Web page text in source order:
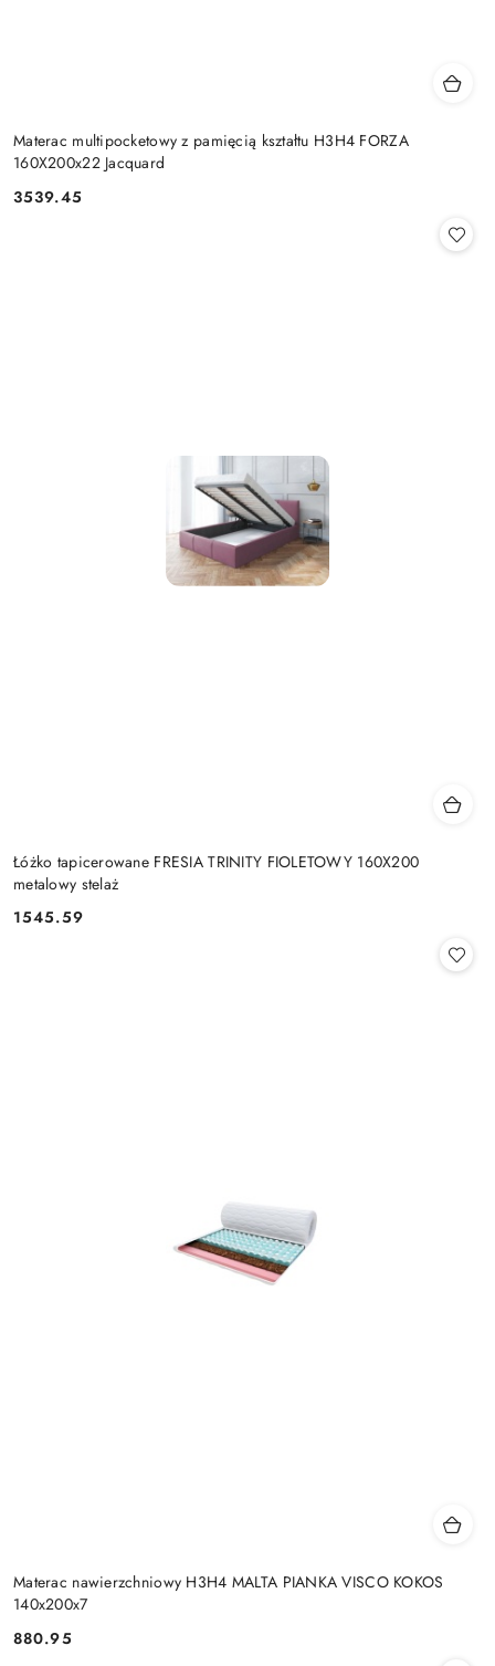
Materac multipocketowy z pamięcią kształtu H3H4 FORZA
160X200x22 Jacquard
Cena:
3539.45
Łóżko tapicerowane FRESIA TRINITY FIOLETOWY 160X200
metalowy stelaż
Cena:
1545.59
Materac nawierzchniowy H3H4 MALTA PIANKA VISCO KOKOS
140x200x7
Cena:
880.95